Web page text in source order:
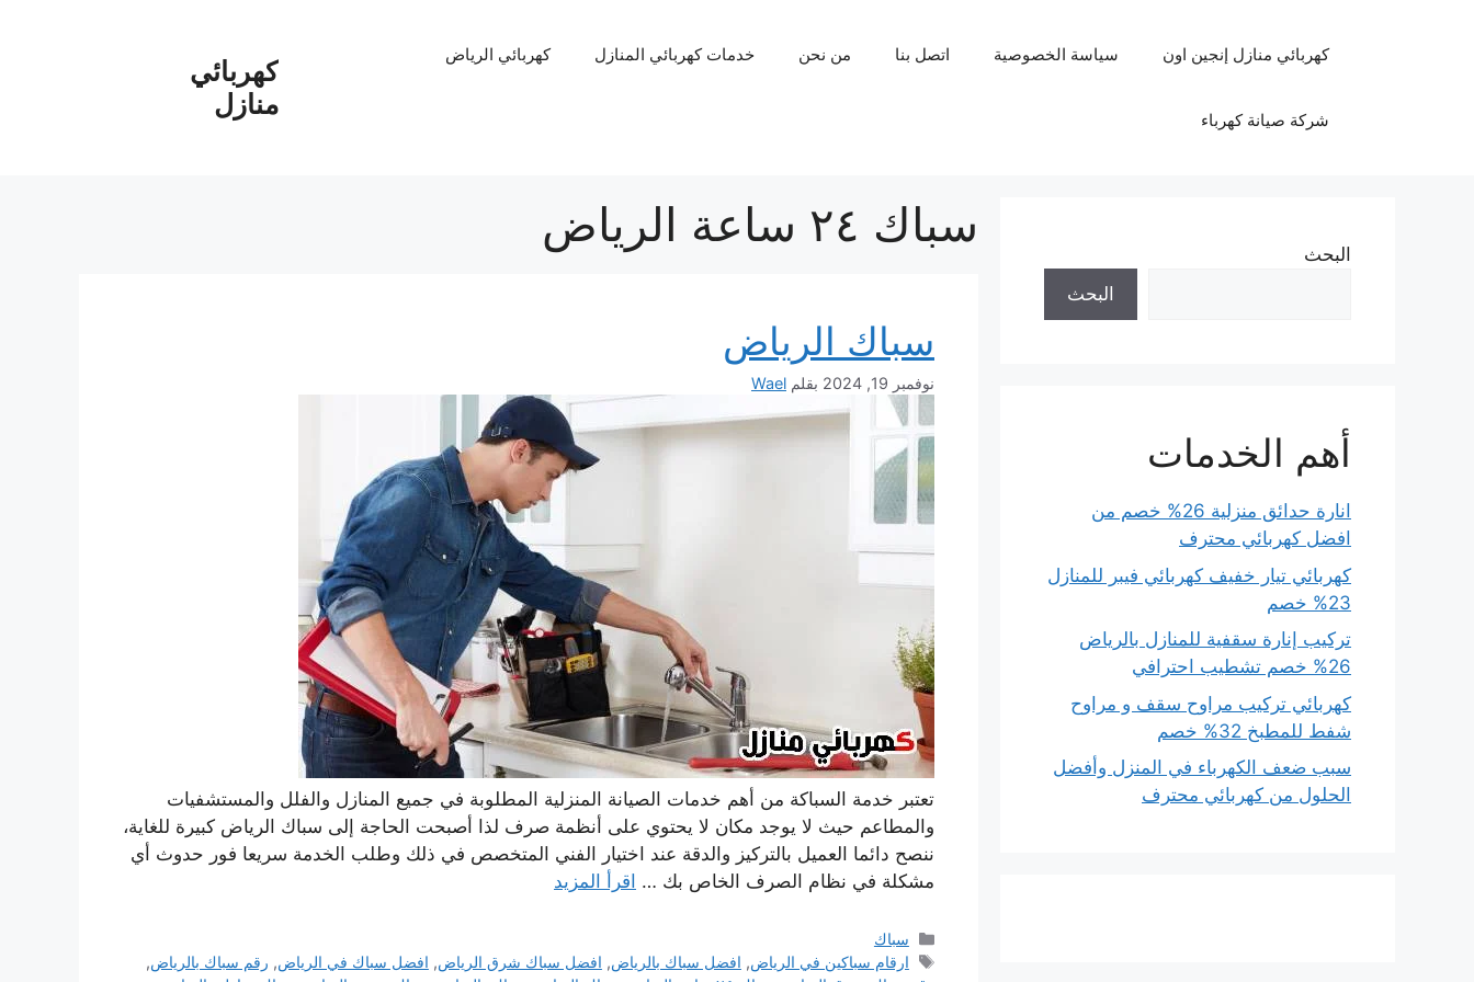
كهربائي
منازل
كهربائي منازل إنجين اون سياسة الخصوصية اتصل بنا من نحن خدمات كهربائي المنازل كهربائي الرياض
شركة صيانة كهرباء
سباك ٢٤ ساعة الرياض
سباك الرياض
نوفمبر 19, 2024 بقلم Wael
تعتبر خدمة السباكة من أهم خدمات الصيانة المنزلية المطلوبة في جميع المنازل والفلل والمستشفيات
والمطاعم حيث لا يوجد مكان لا يحتوي على أنظمة صرف لذا أصبحت الحاجة إلى سباك الرياض كبيرة للغاية،
ننصح دائما العميل بالتركيز والدقة عند اختيار الفني المتخصص في ذلك وطلب الخدمة سريعا فور حدوث أي
مشكلة في نظام الصرف الخاص بك … اقرأ المزيد
التصنيفات
سباك
الوسوم
ارقام سباكين في الرياض, افضل سباك بالرياض, افضل سباك شرق الرياض, افضل سباك في الرياض, رقم سباك بالرياض,
البحث
البحث
أهم الخدمات
انارة حدائق منزلية 26% خصم من
افضل كهربائي محترف
كهربائي تيار خفيف كهربائي فيبر للمنازل
23% خصم
تركيب إنارة سقفية للمنازل بالرياض
26% خصم تشطيب احترافي
كهربائي تركيب مراوح سقف و مراوح
شفط للمطبخ 32% خصم
سبب ضعف الكهرباء في المنزل وأفضل
الحلول من كهربائي محترف